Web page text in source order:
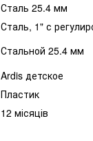
Сталь 25.4 мм
Сталь, 1" с
Стальной 25.4 мм
Ardis детское
Пластик
12 місяців